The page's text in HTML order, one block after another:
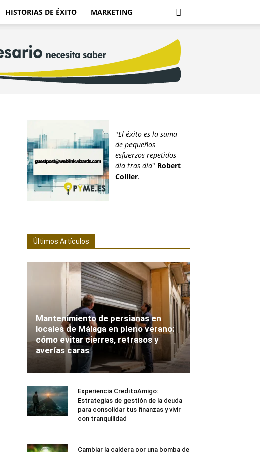
HISTORIAS DE ÉXITO MARKETING
"El éxito es la suma
de pequeños
esfuerzos repetidos
día tras día" Robert
Collier.
Últimos Artículos
Mantenimiento de persianas en
locales de Málaga en pleno verano:
cómo evitar cierres, retrasos y
averías caras
Experiencia CreditoAmigo:
Estrategias de gestión de la deuda
para consolidar tus finanzas y vivir
con tranquilidad
Cambiar la caldera por una bomba de